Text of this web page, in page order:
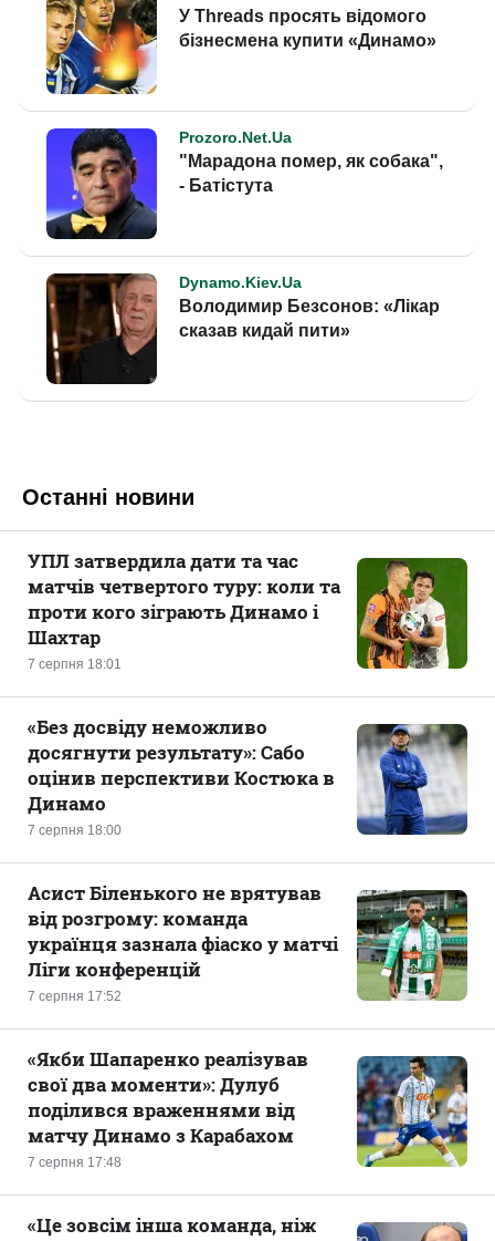
Останні новини
7 серпня 18:01
УПЛ затвердила дати та час
матчів четвертого туру: коли та
проти кого зіграють Динамо і
Шахтар
7 серпня 18:00
«Без досвіду неможливо
досягнути результату»: Сабо
оцінив перспективи Костюка в
Динамо
7 серпня 17:52
Асист Біленького не врятував
від розгрому: команда
українця зазнала фіаско у матчі
Ліги конференцій
7 серпня 17:48
«Якби Шапаренко реалізував
свої два моменти»: Дулуб
поділився враженнями від
матчу Динамо з Карабахом
«Це зовсім інша команда, ніж